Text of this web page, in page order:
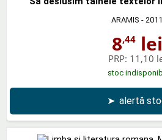
ARAMIS - 2011
8,44lei
PRP: 11,10
stoc
➤ alertă